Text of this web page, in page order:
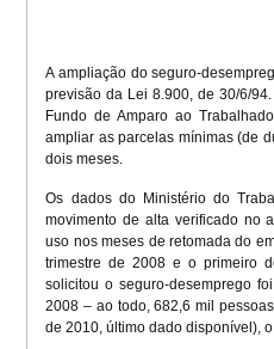
A ampliação do seguro-
previsão da Lei 8.900, de 30/6/
Fundo de Amparo ao
ampliar as parcelas mínimas (de
dois meses.
Os dados do Ministério do
movimento de alta verificado no
uso nos meses de retomada do
trimestre de 2008 e o primeiro
solicitou o seguro-desemprego
2008 – ao todo, 682,6 mil
de 2010, último dado disponível),